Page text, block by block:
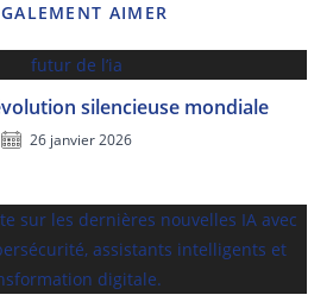
AIMER
silencieuse mondiale
26 janvier 2026